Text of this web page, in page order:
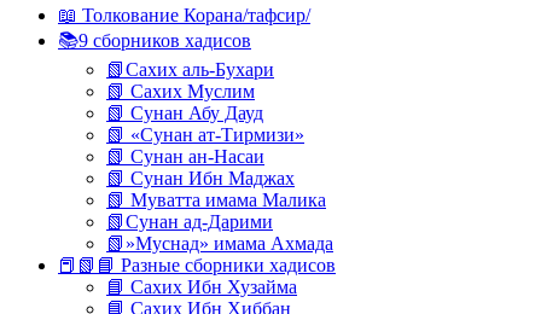
📖 Толкование Корана/тафсир/
📚9 сборников хадисов
📗Сахих аль-Бухари
📗 Сахих Муслим
📗 Сунан Абу Дауд
📗 «Сунан ат-Тирмизи»
📗 Сунан ан-Насаи
📗 Сунан Ибн Маджах
📗 Муватта имама Малика
📗Сунан ад-Дарими
📗»Муснад» имама Ахмада
📕📗📘 Разные сборники хадисов
📘 Сахих Ибн Хузайма
📘 Сахих Ибн Хиббан